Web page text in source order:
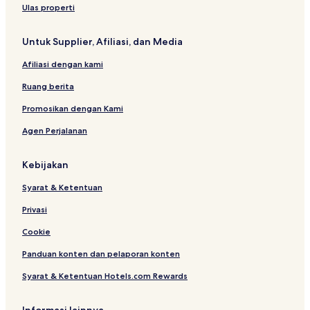
r
h
N
r
i
s
a
t
G
u
n
g
B
r
h
a
a
u
l
i
m
A
u
l
l
a
t
b
g
r
r
S
r
a
h
Ulas properti
Untuk Supplier, Afiliasi, dan Media
Afiliasi dengan kami
Ruang berita
Promosikan dengan Kami
Agen Perjalanan
Kebijakan
Syarat & Ketentuan
Privasi
Cookie
Panduan konten dan pelaporan konten
Syarat & Ketentuan Hotels.com Rewards